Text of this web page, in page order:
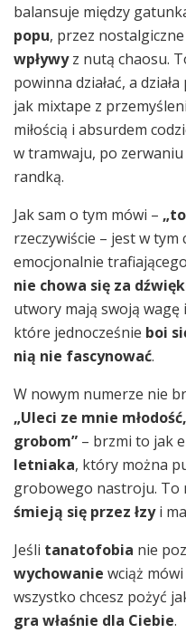
balansuje między
popu, przez
wpływyz nutą chaosu.
powinna działać, a
jak mixtape z
miłością i absurdem
w tramwaju, po
randką.
Jak sam o tym mówi –
rzeczywiście – jest w
emocjonalnie
nie chowa się za
utwory mają swoją
które jednocześnie boi
nią nie fascynować.
W nowym numerze nie
„Uleci ze mnie
grobom” – brzmi to jak
letniaka, który można
grobowego nastroju. To
śmieją się przez łzyi
Jeśli tanatofobia nie
wychowanie wciąż
wszystko chcesz pożyć
gra właśnie dla Ciebie.